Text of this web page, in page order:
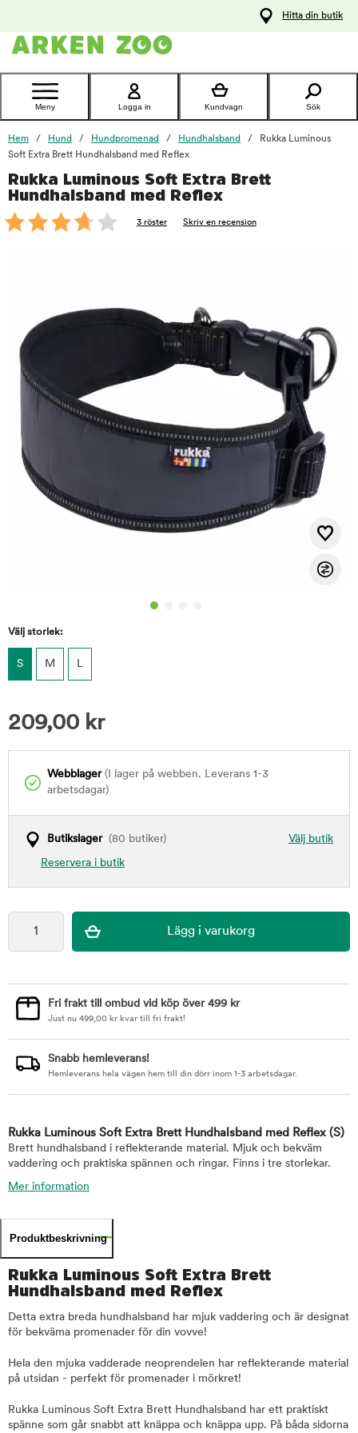
Kontakta
Hitta din butik
Meny Logga in Kundvagn Sök
Hem Hund Hundpromenad Hundhalsband
Rukka Luminous
Soft Extra Brett Hundhalsband med Reflex
Rukka Luminous Soft Extra Brett
Hundhalsband med Reflex
3 röster Skriv en recension
Välj storlek:
S M L
209,00 kr
Webblager(I lager på webben. Leverans 1-3
arbetsdagar)
Välj butik
Butikslager(80 butiker)
Reservera i butik
foo
Fri frakt till ombud vid köp över 499 kr
Just nu 499,00 kr kvar till fri frakt!
Snabb hemleverans!
Hemleverans hela vägen hem till din dörr inom 1-3 arbetsdagar.
Rukka Luminous Soft Extra Brett Hundhalsband med Reflex (S)
Brett hundhalsband i reflekterande material. Mjuk och bekväm
vaddering och praktiska spännen och ringar. Finns i tre storlekar.
Mer information
Produktbeskrivning
Rukka Luminous Soft Extra Brett
Hundhalsband med Reflex
Detta extra breda hundhalsband har mjuk vaddering och är designat
för bekväma promenader för din vovve!
Hela den mjuka vadderade neoprendelen har reflekterande material
på utsidan - perfekt för promenader i mörkret!
Rukka Luminous Soft Extra Brett Hundhalsband har ett praktiskt
spänne som går snabbt att knäppa och knäppa upp. På båda sidorna